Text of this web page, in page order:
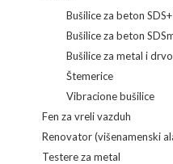
Bušilice za beton SDS+
Bušilice za beton
Bušilice za metal i drvo
Štemerice
Vibracione bušilice
Fen za vreli vazduh
Renovator (višenamenski
Testere za metal